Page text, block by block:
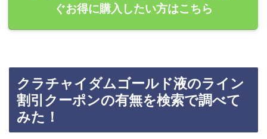
ぐお得に購入したい方はこちら
クラチャイダムゴールド液のライン
割引クーポンの有無を検索で調べて
みた！